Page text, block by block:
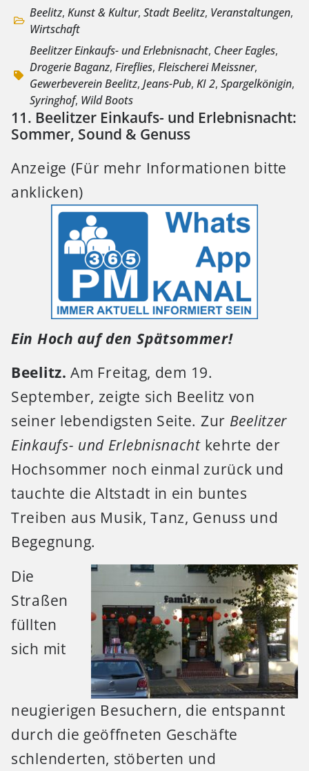
Beelitz, Kunst & Kultur, Stadt Beelitz, Veranstaltungen,
Wirtschaft
Beelitzer Einkaufs- und Erlebnisnacht, Cheer Eagles,
Drogerie Baganz, Fireflies, Fleischerei Meissner,
Gewerbeverein Beelitz, Jeans-Pub, KI 2, Spargelkönigin,
Syringhof, Wild Boots
11. Beelitzer Einkaufs- und Erlebnisnacht:
Sommer, Sound & Genuss
Anzeige (Für mehr Informationen bitte
anklicken)
Ein Hoch auf den Spätsommer!
Beelitz. Am Freitag, dem 19.
September, zeigte sich Beelitz von
seiner lebendigsten Seite. Zur Beelitzer
Einkaufs- und Erlebnisnachtkehrte der
Hochsommer noch einmal zurück und
tauchte die Altstadt in ein buntes
Treiben aus Musik, Tanz, Genuss und
Begegnung.
Die
Straßen
füllten
sich mit
neugierigen Besuchern, die entspannt
durch die geöffneten Geschäfte
schlenderten, stöberten und